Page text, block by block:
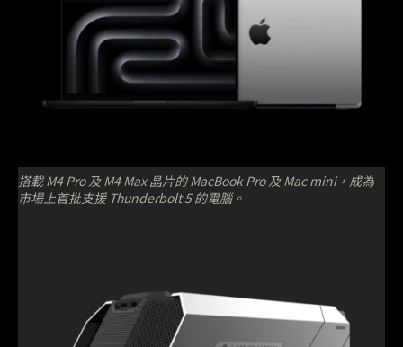
搭載 M4 Pro 及 M4 Max 晶片的 MacBook Pro 及 Mac mini，成為
市場上首批支援 Thunderbolt 5 的電腦。